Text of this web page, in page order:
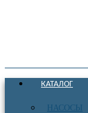
КАТАЛОГ
НАСОСЫ